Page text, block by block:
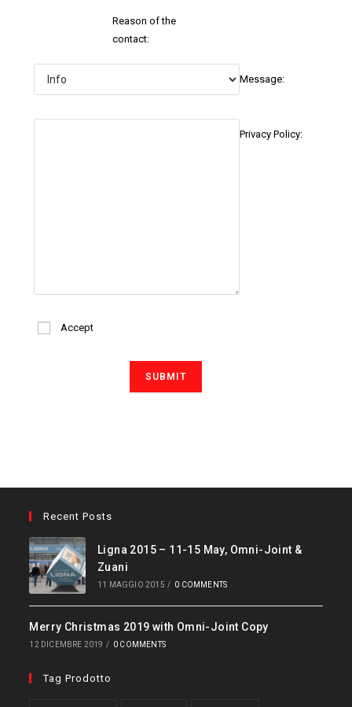
Reason of the
contact:
Message:
Privacy Policy:
Accept
Recent Posts
Ligna 2015 – 11-15 May, Omni-Joint &
Zuani
11 MAGGIO 2015 / 0 COMMENTS
Merry Christmas 2019 with Omni-Joint Copy
12 DICEMBRE 2019 / 0 COMMENTS
Tag Prodotto